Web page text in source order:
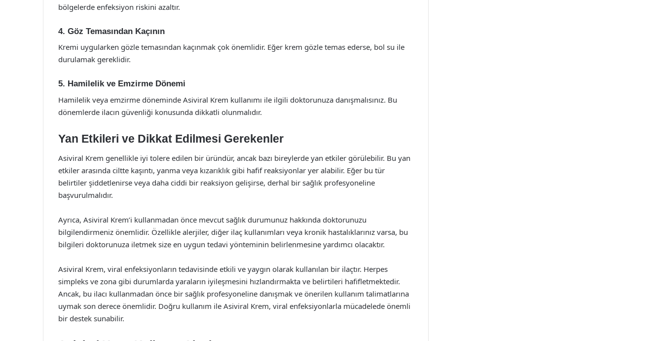
bölgelerde enfeksiyon riskini azaltır.
4. Göz Temasından Kaçının
Kremi uygularken gözle temasından kaçınmak çok önemlidir. Eğer krem gözle temas ederse, bol su ile
durulamak gereklidir.
5. Hamilelik ve Emzirme Dönemi
Hamilelik veya emzirme döneminde Asiviral Krem kullanımı ile ilgili doktorunuza danışmalısınız. Bu
dönemlerde ilacın güvenliği konusunda dikkatli olunmalıdır.
Yan Etkileri ve Dikkat Edilmesi Gerekenler
Asiviral Krem genellikle iyi tolere edilen bir üründür, ancak bazı bireylerde yan etkiler görülebilir. Bu yan
etkiler arasında ciltte kaşıntı, yanma veya kızarıklık gibi hafif reaksiyonlar yer alabilir. Eğer bu tür
belirtiler şiddetlenirse veya daha ciddi bir reaksiyon gelişirse, derhal bir sağlık profesyoneline
başvurulmalıdır.
Ayrıca, Asiviral Krem’i kullanmadan önce mevcut sağlık durumunuz hakkında doktorunuzu
bilgilendirmeniz önemlidir. Özellikle alerjiler, diğer ilaç kullanımları veya kronik hastalıklarınız varsa, bu
bilgileri doktorunuza iletmek size en uygun tedavi yönteminin belirlenmesine yardımcı olacaktır.
Asiviral Krem, viral enfeksiyonların tedavisinde etkili ve yaygın olarak kullanılan bir ilaçtır. Herpes
simpleks ve zona gibi durumlarda yaraların iyileşmesini hızlandırmakta ve belirtileri hafifletmektedir.
Ancak, bu ilacı kullanmadan önce bir sağlık profesyoneline danışmak ve önerilen kullanım talimatlarına
uymak son derece önemlidir. Doğru kullanım ile Asiviral Krem, viral enfeksiyonlarla mücadelede önemli
bir destek sunabilir.